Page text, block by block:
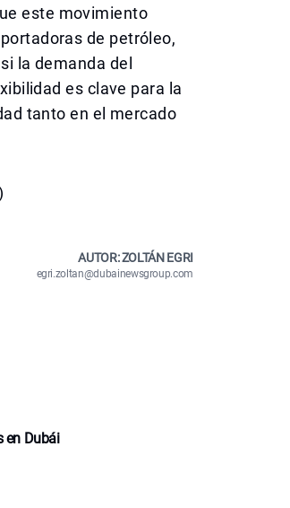
este movimiento
de petróleo,
la demanda del
es clave para la
tanto en el mercado
AUTOR: ZOLTÁN EGRI
egri.zoltan@dubainewsgroup.com
en Dubái